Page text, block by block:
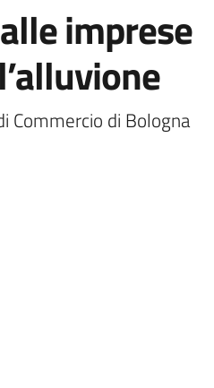
imprese
Commercio di Bologna